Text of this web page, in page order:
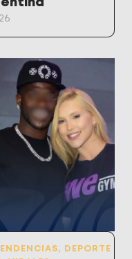
,
DEPORTE